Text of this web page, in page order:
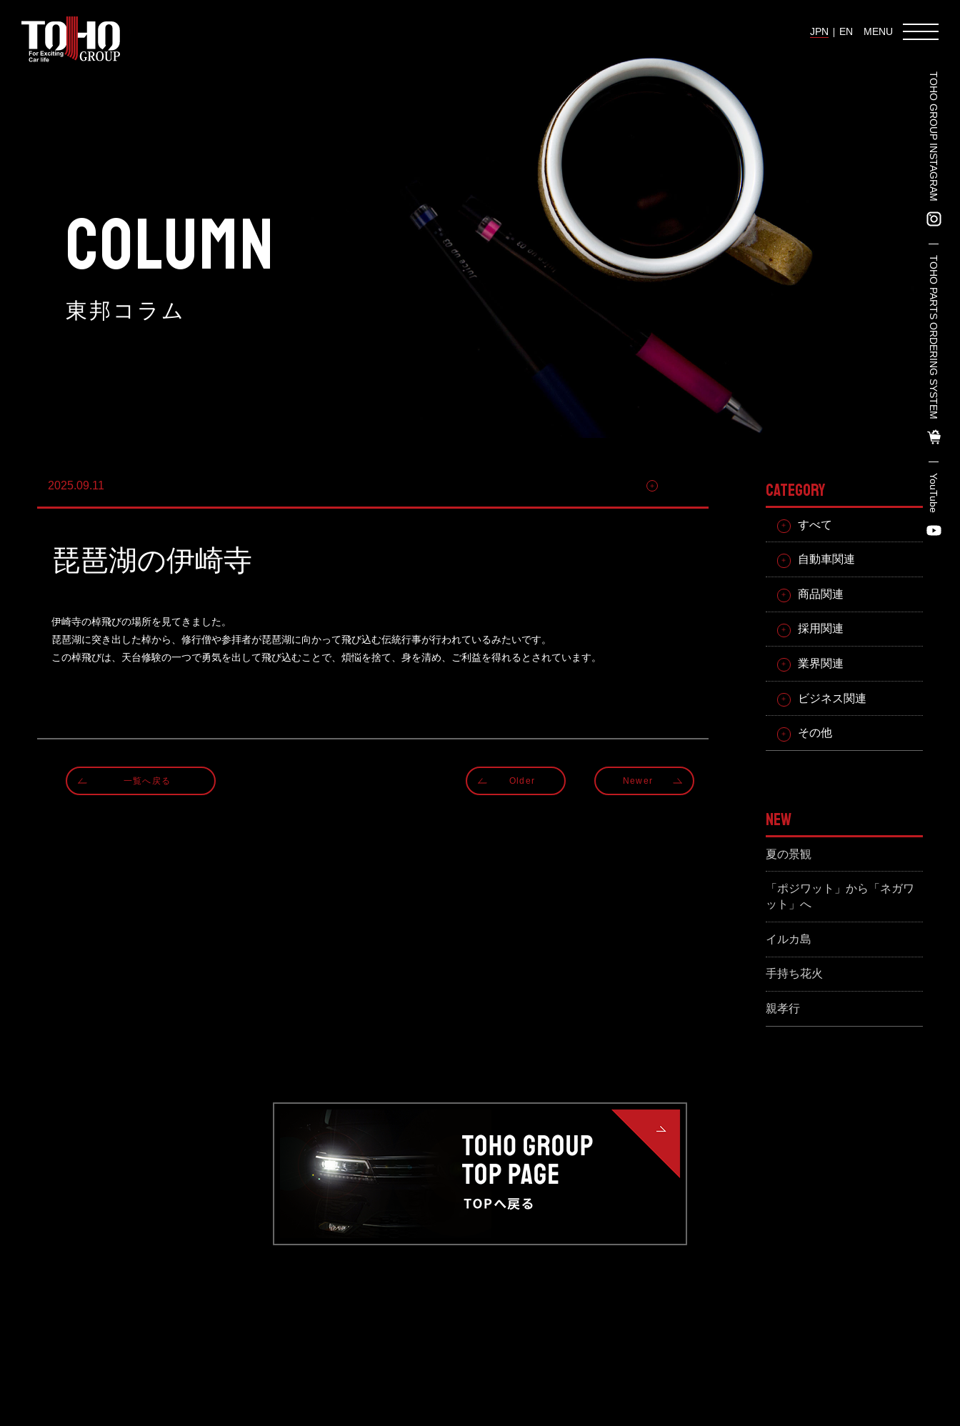
JPN EN MENU
ホーム
DX事業
株式会社 東邦ホールディング
東邦自動車 株式会社
株式会社 東邦アウトフロイデ
東邦グループの採用情報
東邦グループからのお知らせ
東邦コラム
TOHO PARTS ORDERING SYSTE
YouTube
TOHO GROUP INSTAGRAM
TOHO PARTS ORDERING SYSTEM
YouTube
COLUMN
東邦コラム
2025.09.11
琵琶湖の伊崎寺
伊崎寺の棹飛びの場所を見てきました。
琵琶湖に突き出した棹から、修行僧や参拝者が琵琶湖に向かって飛び込む伝統行事が行われているみたいです。
この棹飛びは、天台修験の一つで勇気を出して飛び込むことで、煩悩を捨て、身を清め、ご利益を得れるとされています。
一覧へ戻る Older Newer
CATEGORY
すべて
自動車関連
商品関連
採用関連
業界関連
ビジネス関連
その他
NEW
夏の景観
「ポジワット」から「ネガワ
ット」へ
イルカ島
手持ち花火
親孝行